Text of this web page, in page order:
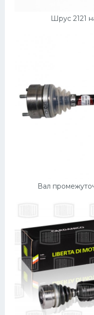
Шрус 2121
Вал